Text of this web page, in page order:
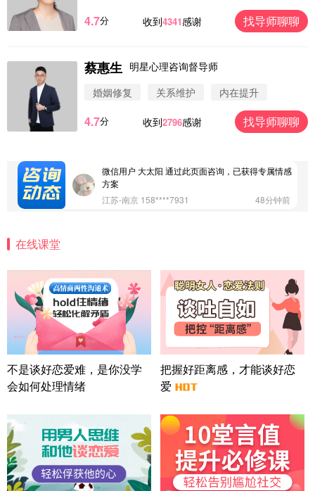
4.7分 收到4341感谢 找导师聊聊
蔡惠生 明星心理咨询督导师
婚姻修复
关系维护 内在提升
4.7分 收到2796感谢 找导师聊聊
微信用户 圆圈 通过此页面咨询，已获得专属情感方
浙江-杭州 183****4847
32分钟前
微信用户 Vnno 通过此页面咨询，已获得专属情感方
微信用户 大太阳 通过此页面咨询，已获得专属情感
方案
江苏-南京 158****7931
48分钟前
情感方案
北京-朝阳 151****3189
22分钟前
微信用户 巧?媚儿 通过此页面咨询，已获得专属情感
方案
上海-浦东 177****9074
56分钟前
方案
广东-广州 188****5632
湖北-武汉 135****7410
41分钟前
微信用户 困困魚? 通过此页面咨询，已获得专属情感
方案
陕西-西安 139****6283
3分钟前
在线课堂
不是谈好恋爱难，是你没学
会如何处理情绪
把握好距离感，才能谈好恋
爱